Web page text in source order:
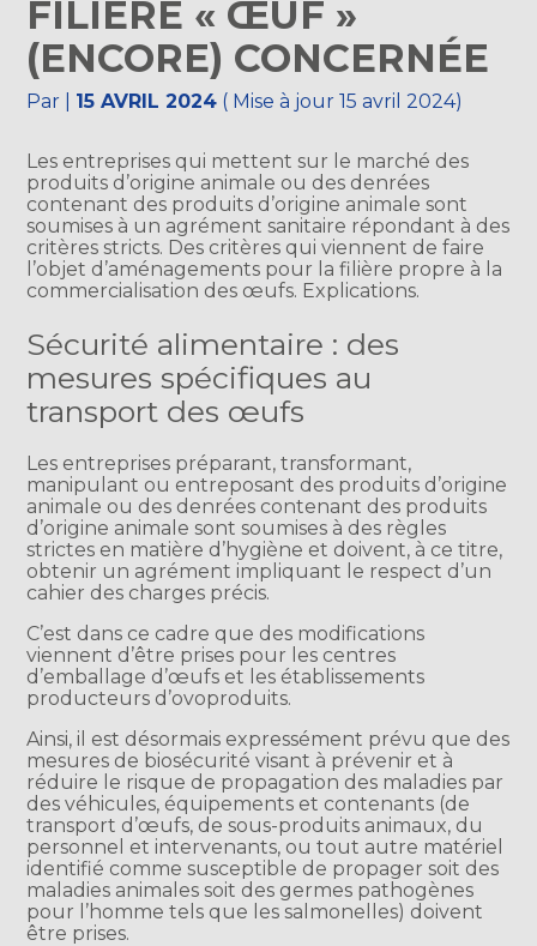
FILIÈRE « ŒUF »
(ENCORE) CONCERNÉE
Par 15 AVRIL 2024 ( Mise à jour 15 avril 2024)
Les entreprises qui mettent sur le marché des
produits d’origine animale ou des denrées
contenant des produits d’origine animale sont
soumises à un agrément sanitaire répondant à des
critères stricts. Des critères qui viennent de faire
l’objet d’aménagements pour la filière propre à la
commercialisation des œufs. Explications.
Sécurité alimentaire : des
mesures spécifiques au
transport des œufs
Les entreprises préparant, transformant,
manipulant ou entreposant des produits d’origine
animale ou des denrées contenant des produits
d’origine animale sont soumises à des règles
strictes en matière d’hygiène et doivent, à ce titre,
obtenir un agrément impliquant le respect d’un
cahier des charges précis.
C’est dans ce cadre que des modifications
viennent d’être prises pour les centres
d’emballage d’œufs et les établissements
producteurs d’ovoproduits.
Ainsi, il est désormais expressément prévu que des
mesures de biosécurité visant à prévenir et à
réduire le risque de propagation des maladies par
des véhicules, équipements et contenants (de
transport d’œufs, de sous-produits animaux, du
personnel et intervenants, ou tout autre matériel
identifié comme susceptible de propager soit des
maladies animales soit des germes pathogènes
pour l’homme tels que les salmonelles) doivent
être prises.